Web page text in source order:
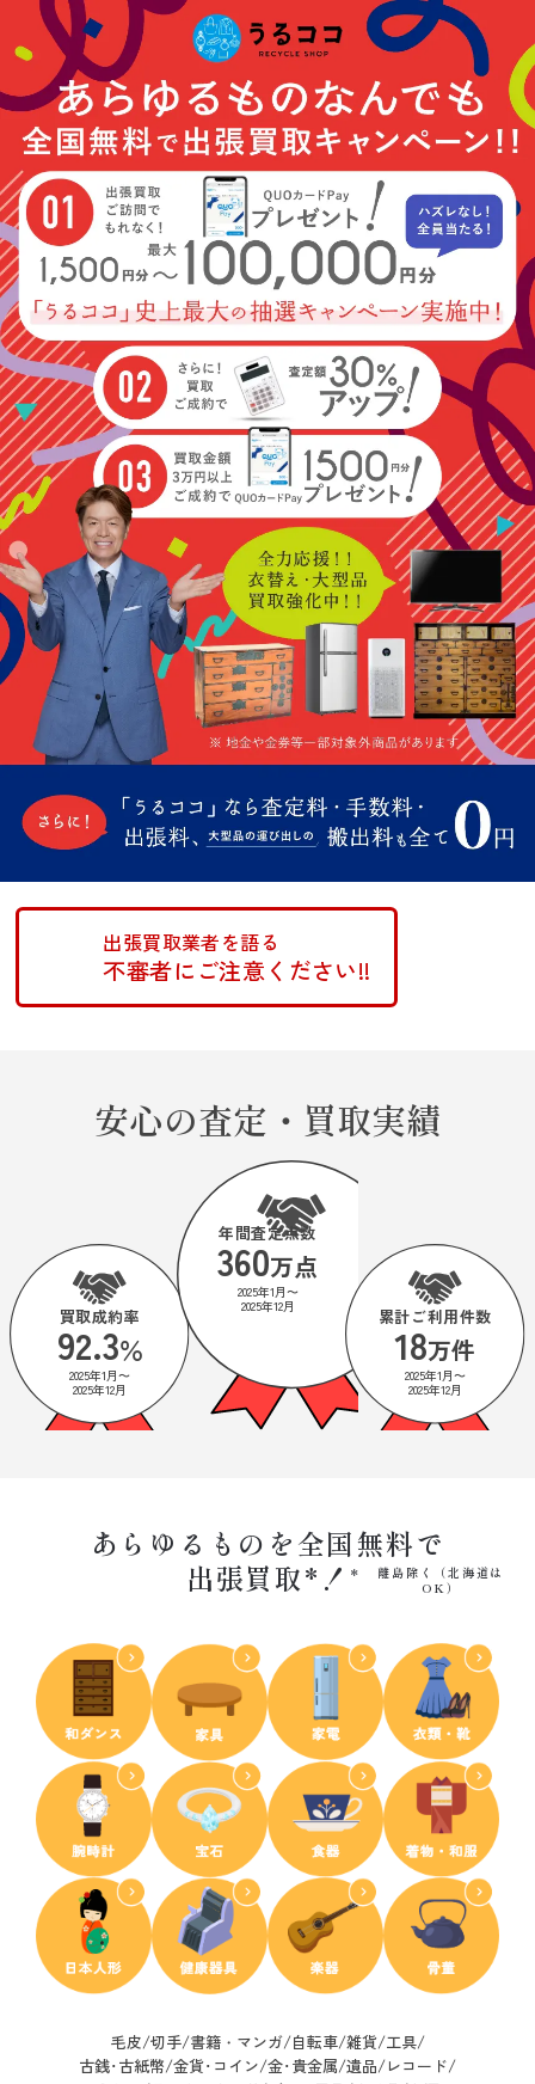
出張買取業者を語る
不審者にご注意ください!!
安心の査定・買取実績
買取成約率
92.3％
2025年1月〜
2025年12月
年間査定点数
360万点
2025年1月〜
2025年12月
累計ご利用件数
18万件
2025年1月〜
2025年12月
あらゆるものを全国無料で
出張買取*！
離島除く（北海道は
OK）
毛皮/切手/書籍・マンガ/自転車/雑貨/工具/
古銭･古紙幣/金貨･コイン/金･貴金属/遺品/レコード/